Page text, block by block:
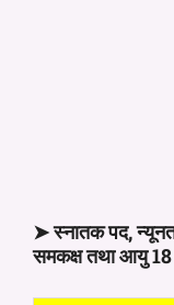
➤ स्नातक पद, न्यूनतम
समकक्ष तथा आयु 18